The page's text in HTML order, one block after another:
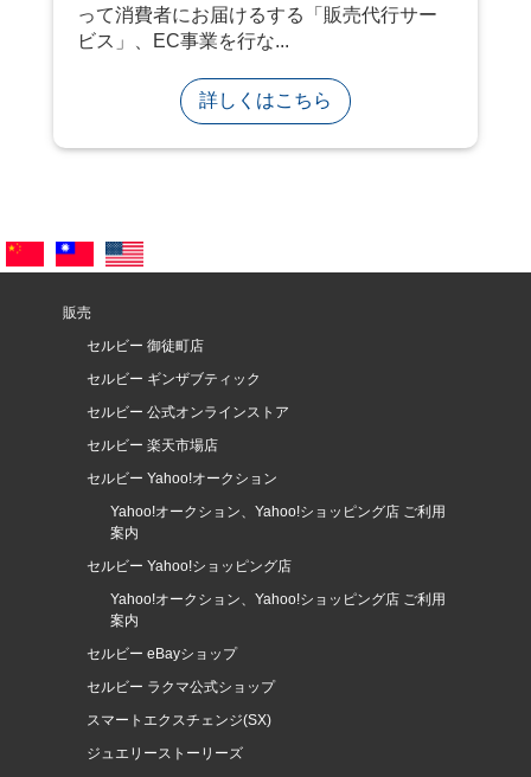
って消費者にお届けるする「販売代行サー
ビス」、EC事業を行な...
詳しくはこちら
販売
セルビー 御徒町店
セルビー ギンザブティック
セルビー 公式オンラインストア
セルビー 楽天市場店
セルビー Yahoo!オークション
Yahoo!オークション、Yahoo!ショッピング店 ご利用
案内
セルビー Yahoo!ショッピング店
Yahoo!オークション、Yahoo!ショッピング店 ご利用
案内
セルビー eBayショップ
セルビー ラクマ公式ショップ
スマートエクスチェンジ(SX)
ジュエリーストーリーズ